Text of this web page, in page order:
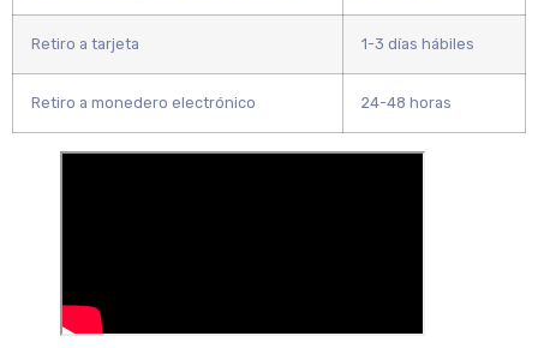
Retiro a tarjeta 1-3 días hábiles
Retiro a monedero electrónico 24-48 horas